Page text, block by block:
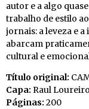
autor e a algo
trabalho de estilo
jornais: a leveza e
abarcam
cultural e
Título original:
Capa: Raul Loureiro
Páginas: 200